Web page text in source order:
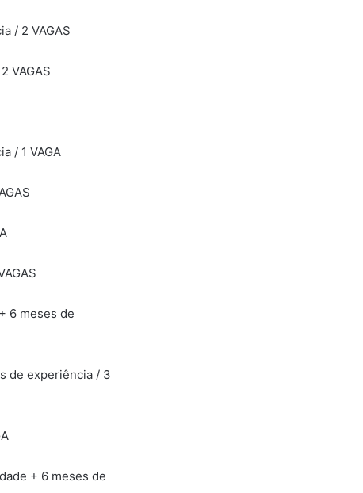
/ 2 VAGAS
VAGAS
/ 1 VAGA
6 meses de
de experiência / 3
+ 6 meses de